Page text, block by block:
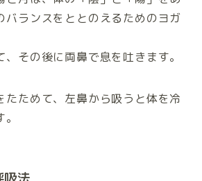
バランスをととのえるためのヨガ
その後に両鼻で息を吐きます。
たためて、左鼻から吸うと体を冷